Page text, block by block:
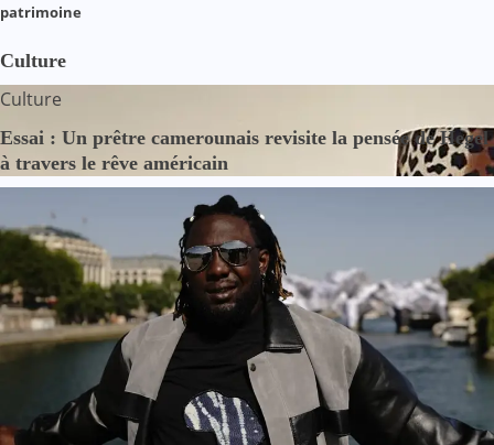
patrimoine
Culture
Culture
Essai : Un prêtre camerounais revisite la pensée de Hegel
à travers le rêve américain